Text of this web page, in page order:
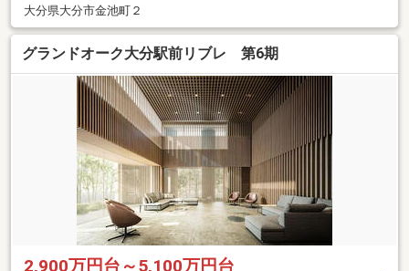
大分県大分市金池町２
グランドオーク大分駅前リブレ 第6期
2,900万円台～5,100万円台